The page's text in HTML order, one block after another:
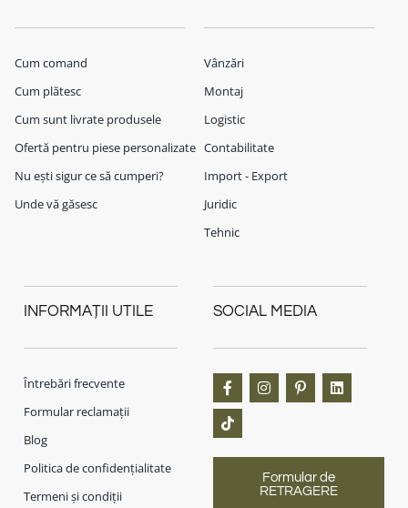
Cum comand
Cum plătesc
Cum sunt livrate produsele
Ofertă pentru piese personalizate
Nu ești sigur ce să cumperi?
Unde vă găsesc
Vânzări
Montaj
Logistic
Contabilitate
Import - Export
Juridic
Tehnic
INFORMAȚII UTILE
Întrebări frecvente
Formular reclamații
Blog
Politica de confidențialitate
Termeni și condiții
SOCIAL MEDIA
Formular de
RETRAGERE